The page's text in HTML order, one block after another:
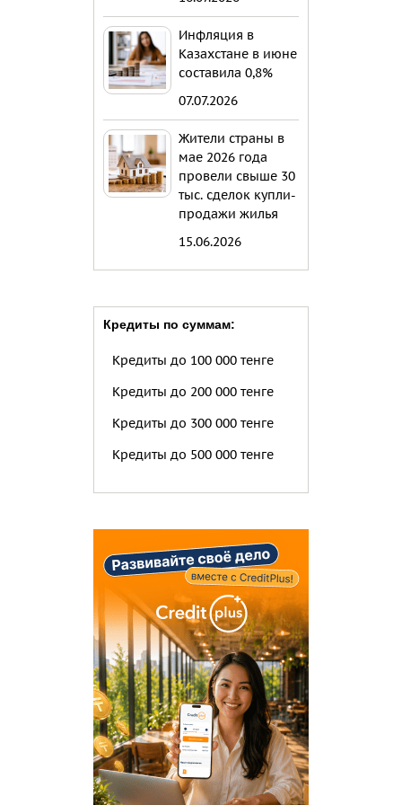
Инфляция в
Казахстане в июне
составила 0,8%
07.07.2026
Жители страны в
мае 2026 года
провели свыше 30
тыс. сделок купли-
продажи жилья
15.06.2026
Кредиты по суммам:
Кредиты до 100 000 тенге
Кредиты до 200 000 тенге
Кредиты до 300 000 тенге
Кредиты до 500 000 тенге